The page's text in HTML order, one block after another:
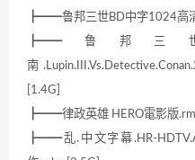
┣━━鲁邦三世BD中字1024高
┣━━鲁邦三
南
[1.4G]
┣━━律政英雄 HERO電影版
┣━━乱.中文字幕.HR-